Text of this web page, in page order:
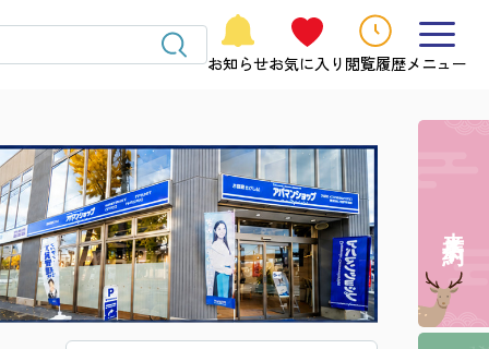
お知らせお気に入り 閲覧履歴メニュー